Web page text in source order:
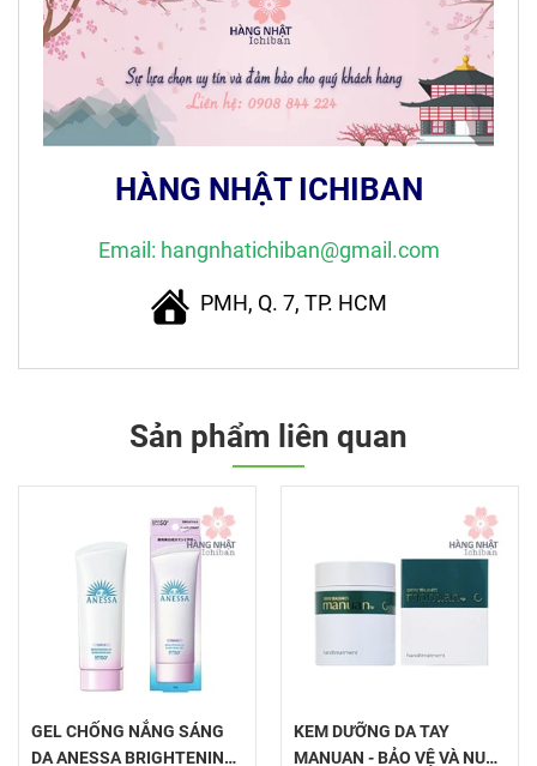
HÀNG NHẬT ICHIBAN
Email: hangnhatichiban@gmail.com
PMH, Q. 7, TP. HCM
Sản phẩm liên quan
GEL CHỐNG NẮNG SÁNG
DA ANESSA BRIGHTENING
KEM DƯỠNG DA TAY
MANUAN - BẢO VỆ VÀ NUÔI